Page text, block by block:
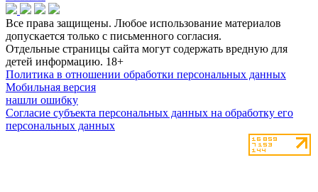
Все права защищены. Любое использование материалов
допускается только с письменного согласия.
Отдельные страницы сайта могут содержать вредную для
детей информацию. 18+
Политика в отношении обработки персональных данных
Мобильная версия
нашли ошибку
Согласие субъекта персональных данных на обработку его
персональных данных